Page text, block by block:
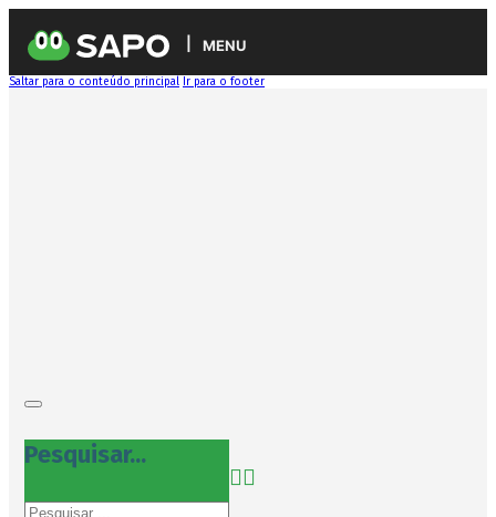
MENU
Saltar para o conteúdo principal Ir para o footer
Pesquisar...
Pesquisar